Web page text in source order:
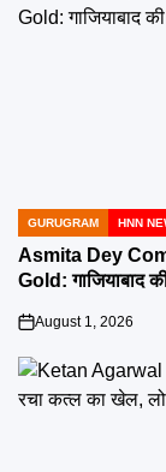
POSTED
IN
GURUGRAM HNN
Asmita Dey
Gold: गाजियाबाद
on
August 1, 2026